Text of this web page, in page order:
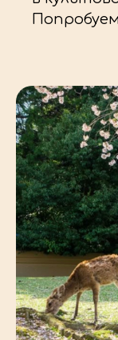
Попробуем